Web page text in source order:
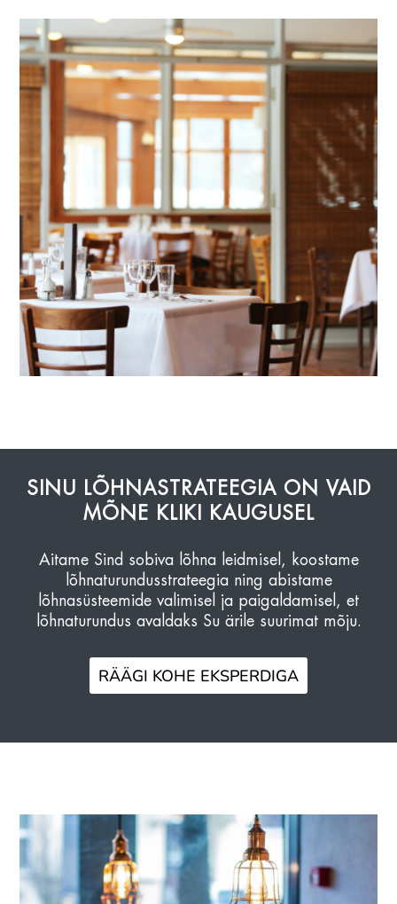
SINU LÕHNASTRATEEGIA ON VAID
MÕNE KLIKI KAUGUSEL
Aitame Sind sobiva lõhna leidmisel, koostame
lõhnaturundusstrateegia ning abistame
lõhnasüsteemide valimisel ja paigaldamisel, et
lõhnaturundus avaldaks Su ärile suurimat mõju.
RÄÄGI KOHE EKSPERDIGA